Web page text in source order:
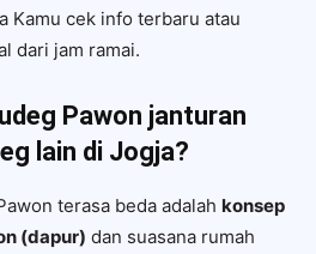
Kamu cek info terbaru atau
dari jam ramai.
Pawon janturan
lain di Jogja?
terasa beda adalah konsep
(dapur) dan suasana rumah